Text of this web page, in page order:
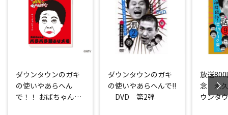
ダウンタウンのガキ
の使いやあらへん
で！！ おばちゃんの
ダウンタウンのガキ
の使いやあらへんで!!
DVD 第2弾
放送
念 永
ウンタ